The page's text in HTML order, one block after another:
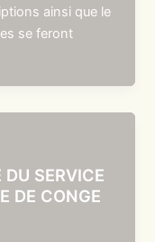
ainsi que le
se feront
DU SERVICE
DE CONGE